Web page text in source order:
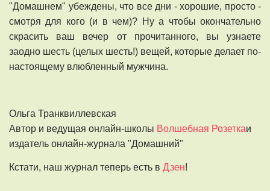
"Домашнем" убеждены, что все дни - хорошие, просто -
смотря для кого (и в чем)? Ну а чтобы окончательно
скрасить ваш вечер от прочитанного, вы узнаете
заодно шесть (целых шесть!) вещей, которые делает по-
настоящему влюбленный мужчина.
Ольга Транквиллевская
Автор и ведущая онлайн-школы Волшебная Розеткаи
издатель онлайн-журнала "Домашний"
Кстати, наш журнал теперь есть в Дзен!